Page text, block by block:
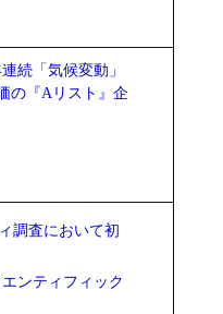
続「気候変動」
の『Aリスト』企
調査において初
ンティフィック